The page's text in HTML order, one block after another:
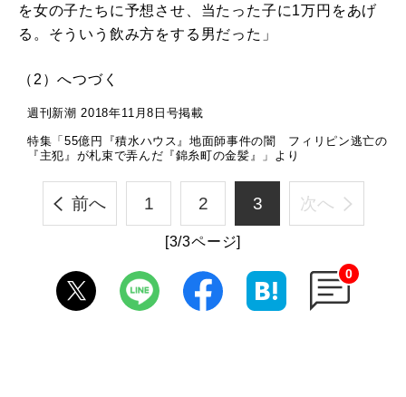
を女の子たちに予想させ、当たった子に1万円をあげ
る。そういう飲み方をする男だった」
（2）へつづく
週刊新潮 2018年11月8日号掲載
特集「55億円『積水ハウス』地面師事件の闇 フィリピン逃亡の
『主犯』が札束で弄んだ『錦糸町の金髪』」より
前へ 1 2 3 次へ
[3/3ページ]
0